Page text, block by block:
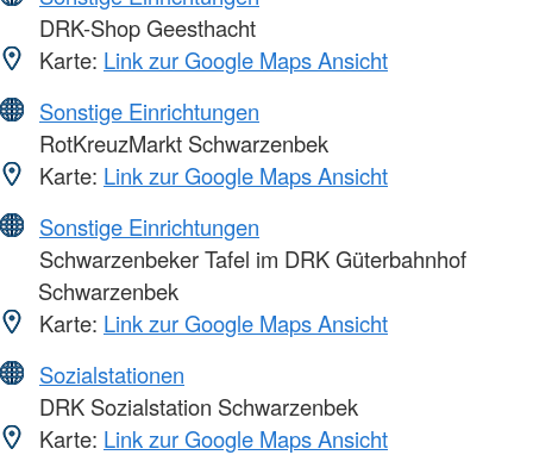
DRK-Shop Geesthacht
Karte: Link zur Google Maps Ansicht
Sonstige Einrichtungen
RotKreuzMarkt Schwarzenbek
Karte: Link zur Google Maps Ansicht
Sonstige Einrichtungen
Schwarzenbeker Tafel im DRK Güterbahnhof
Schwarzenbek
Karte: Link zur Google Maps Ansicht
Sozialstationen
DRK Sozialstation Schwarzenbek
Karte: Link zur Google Maps Ansicht